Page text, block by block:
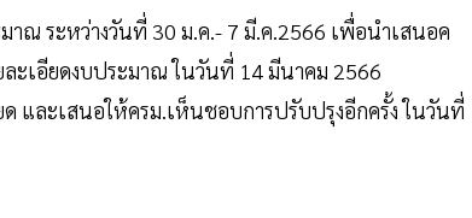
ณ ระหว่างวันที่ 30 ม.ค.- 7 มี.ค.2566 เพื่อนำเสนอค
ะเอียดงบประมาณ ในวันที่ 14 มีนาคม 2566
และเสนอให้ครม.เห็นชอบการปรับปรุงอีกครั้ง ในวันที่